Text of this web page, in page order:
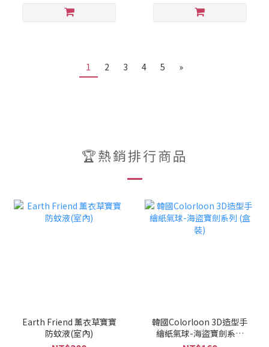
1 2 3 4 5 »
🏆熱銷排行商品
Earth Friend 薰衣草寶寶
防蚊液(室內)
韓國Colorloon 3D造型手
繪紙氣球-海盜寶劍系列